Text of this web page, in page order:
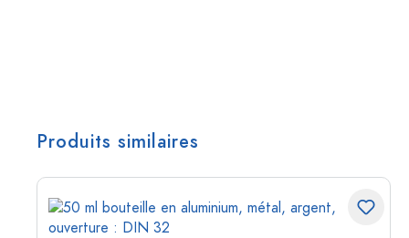
Produits similaires